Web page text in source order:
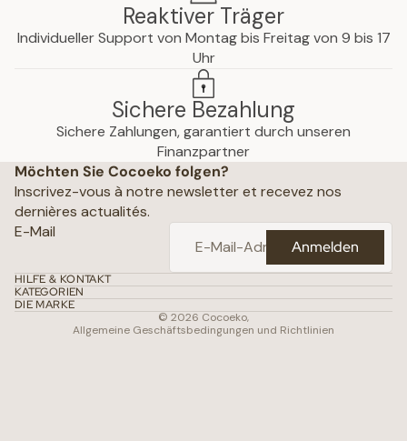
Reaktiver Träger
Individueller Support von Montag bis Freitag von 9 bis 17
Uhr
Sichere Bezahlung
Sichere Zahlungen, garantiert durch unseren
Finanzpartner
Möchten Sie Cocoeko folgen?
Inscrivez-vous à notre newsletter et recevez nos
dernières actualités.
E-Mail
Anmelden
HILFE & KONTAKT
KATEGORIEN
DIE MARKE
© 2026 Cocoeko,
Allgemeine Geschäftsbedingungen und Richtlinien
Hinweise
Geschäftsbedingungen